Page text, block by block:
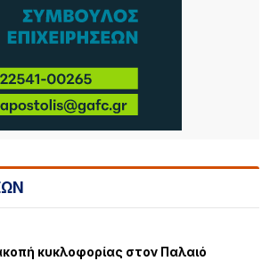
κυκλοφορίας στον Παλαιό